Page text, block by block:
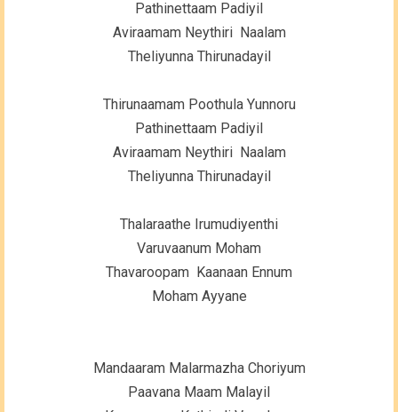
Pathinettaam Padiyil
Aviraamam Neythiri Naalam
Theliyunna Thirunadayil
Thirunaamam Poothula Yunnoru
Pathinettaam Padiyil
Aviraamam Neythiri Naalam
Theliyunna Thirunadayil
Thalaraathe Irumudiyenthi
Varuvaanum Moham
Thavaroopam Kaanaan Ennum
Moham Ayyane
Mandaaram Malarmazha Choriyum
Paavana Maam Malayil